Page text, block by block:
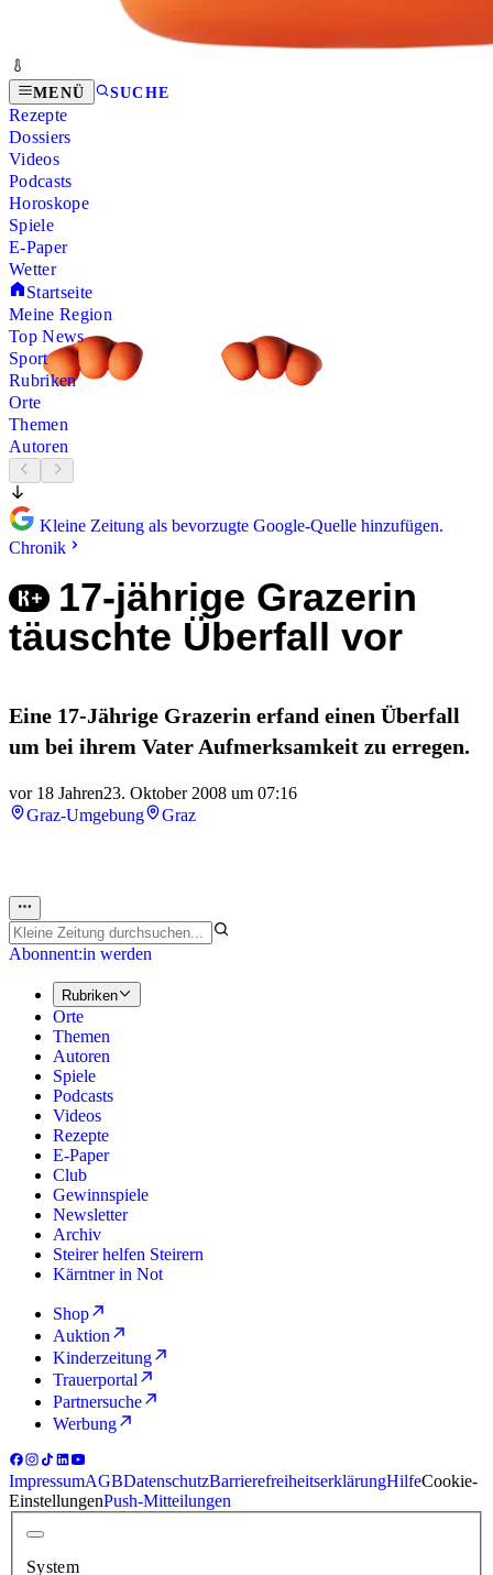
MENÜ SUCHE
Rezepte
Dossiers
Videos
Podcasts
Horoskope
Spiele
E-Paper
Wetter
Startseite
Meine Region
Top News
Sport
Rubriken
Orte
Themen
Autoren
Kleine Zeitung als bevorzugte Google-Quelle hinzufügen.
Chronik
17-jährige Grazerin
täuschte Überfall vor
Eine 17-Jährige Grazerin erfand einen Überfall
um bei ihrem Vater Aufmerksamkeit zu erregen.
vor 18 Jahren23. Oktober 2008 um 07:16
Graz-Umgebung
Graz
Abonnent:in werden
Rubriken
Orte
Themen
Autoren
Spiele
Podcasts
Videos
Rezepte
E-Paper
Club
Gewinnspiele
Newsletter
Archiv
Steirer helfen Steirern
Kärntner in Not
Shop
Auktion
Kinderzeitung
Trauerportal
Partnersuche
Werbung
ImpressumAGBDatenschutzBarrierefreiheitserklärungHilfeCookie-
EinstellungenPush-Mitteilungen
System